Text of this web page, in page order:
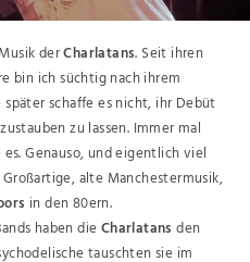
derCharlatans. Seit ihren
bin ich süchtig nach ihrem
später schaffe es nicht, ihr Debüt
zu lassen. Immer mal
Genauso, und eigentlich viel
Großartige, alte Manchestermusik,
in den 80ern.
haben dieCharlatansden
tauschten sie im